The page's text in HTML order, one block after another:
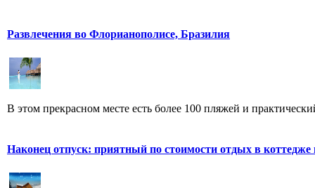
Развлечения во Флорианополисе, Бразилия
В этом прекрасном месте есть более 100 пляжей и
Наконец отпуск: приятный по стоимости отдых в коттедже